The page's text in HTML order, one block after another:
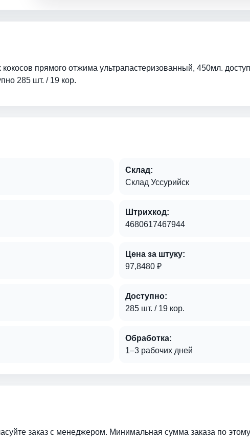
прямого отжима ультрапастеризованный, 450мл.
285 шт. / 19 кор.
Склад:
Склад Уссурийск
Штрихкод:
4680617467944
Цена за штуку:
97,8480 ₽
Доступно:
285 шт. / 19 кор.
Обработка:
1–3 рабочих дней
заказ с менеджером. Минимальная сумма заказа по